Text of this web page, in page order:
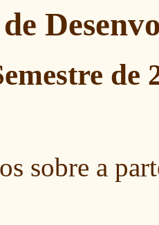
de
sobre a